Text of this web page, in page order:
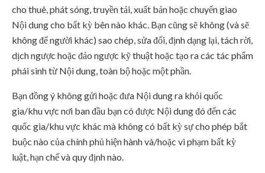
cho thuê, phát sóng, truyền tải, xuất bản hoặc chuyển giao
Nội dung cho bất kỳ bên nào khác. Bạn cũng sẽ không (và sẽ
không để người khác) sao chép, sửa đổi, định dạng lại, tách rời,
dịch ngược hoặc đảo ngược kỹ thuật hoặc tạo ra các tác phẩm
phái sinh từ Nội dung, toàn bộ hoặc một phần.
Bạn đồng ý không gửi hoặc đưa Nội dung ra khỏi quốc
gia/khu vực nơi ban đầu bạn có được Nội dung đó đến các
quốc gia/khu vực khác mà không có bất kỳ sự cho phép bắt
buộc nào của chính phủ hiện hành và/hoặc vi phạm bất kỳ
luật, hạn chế và quy định nào.